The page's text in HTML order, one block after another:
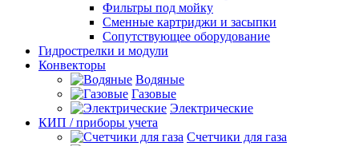
Фильтры под мойку
Сменные картриджи и засыпки
Сопутствующее оборудование
Гидрострелки и модули
Конвекторы
Водяные
Газовые
Электрические
КИП / приборы учета
Счетчики для газа